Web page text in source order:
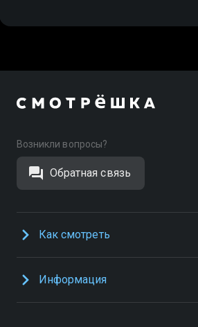
Возникли вопросы?
Обратная связь
Как смотреть
Информация